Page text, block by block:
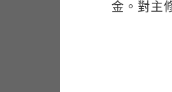
金。對主